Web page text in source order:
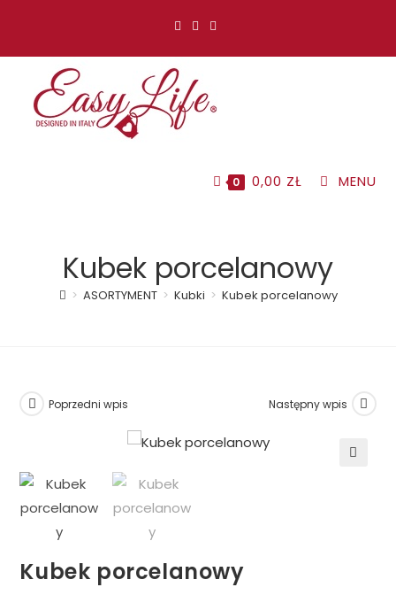
0 0,00 ZŁ MENU
Kubek porcelanowy
> ASORTYMENT > Kubki > Kubek porcelanowy
Poprzedni wpis Następny wpis
Kubek porcelanowy